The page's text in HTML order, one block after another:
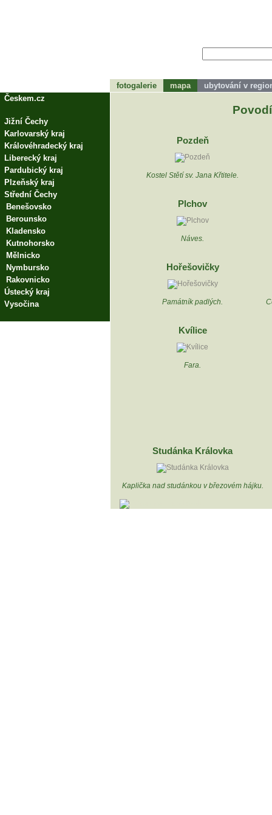
Pozdeň
Kostel Stětí sv. Jana Křtitele.
Plchov
Náves.
Hořešovičky
Památník padlých.
Kvílice
Fara.
Studánka Královka
Kaplička nad studánkou v březovém hájku.
fotogalerie mapa
ubytování v
Českem.cz
Jižní Čechy
Karlovarský kraj
Královéhradecký kraj
Liberecký kraj
Pardubický kraj
Plzeňský kraj
Střední Čechy
Benešovsko
Berounsko
Kladensko
Kutnohorsko
Mělnicko
Nymbursko
Rakovnicko
Ústecký kraj
Vysočina
tohle bude zápátí